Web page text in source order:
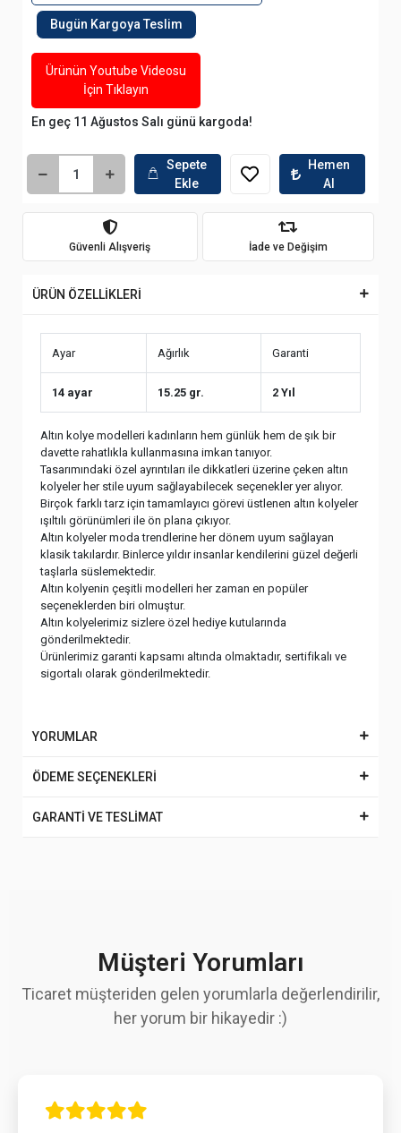
Bugün Kargoya Teslim
Ürünün Youtube Videosu
İçin Tıklayın
En geç 11 Ağustos Salı günü kargoda!
Sepete
Ekle
Hemen
Al
Güvenli Alışveriş İade ve Değişim
ÜRÜN ÖZELLİKLERİ
Ayar Ağırlık Garanti
14 ayar 15.25 gr. 2 Yıl
Altın kolye modelleri kadınların hem günlük hem de şık bir
davette rahatlıkla kullanmasına imkan tanıyor.
Tasarımındaki özel ayrıntıları ile dikkatleri üzerine çeken altın
kolyeler her stile uyum sağlayabilecek seçenekler yer alıyor.
Birçok farklı tarz için tamamlayıcı görevi üstlenen altın kolyeler
ışıltılı görünümleri ile ön plana çıkıyor.
Altın kolyeler moda trendlerine her dönem uyum sağlayan
klasik takılardır. Binlerce yıldır insanlar kendilerini güzel değerli
taşlarla süslemektedir.
Altın kolyenin çeşitli modelleri her zaman en popüler
seçeneklerden biri olmuştur.
Altın kolyelerimiz sizlere özel hediye kutularında
gönderilmektedir.
Ürünlerimiz garanti kapsamı altında olmaktadır, sertifikalı ve
sigortalı olarak gönderilmektedir.
YORUMLAR
ÖDEME SEÇENEKLERİ
GARANTİ VE TESLİMAT
Müşteri Yorumları
Ticaret müşteriden gelen yorumlarla değerlendirilir,
her yorum bir hikayedir :)